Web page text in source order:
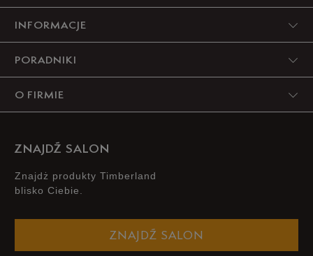
4
3
2
INFORMACJE
PORADNIKI
O FIRMIE
ZNAJDŹ SALON
Znajdż produkty Timberland
blisko Ciebie.
ZNAJDŹ SALON